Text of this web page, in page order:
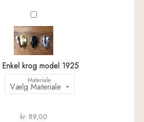
Enkel
krog
model
1925
Enkel krog model 1925
Materiale
kr. 89,00